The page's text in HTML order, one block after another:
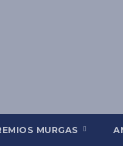
MURGAS